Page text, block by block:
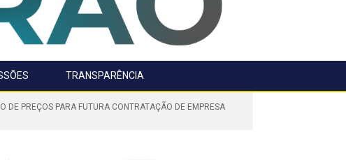
TRANSPARÊNCIA
DE PREÇOS PARA FUTURA CONTRATAÇÃO DE EMPRESA